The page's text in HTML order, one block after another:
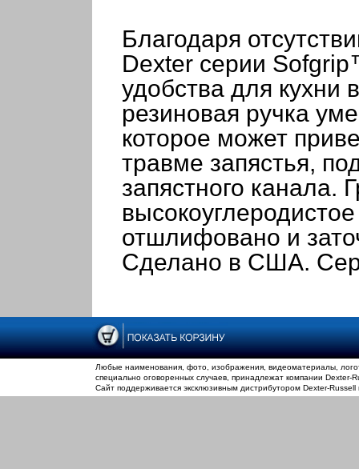
Благодаря
Dexter серии
удобства для кухни
резиновая ручка
которое может
травме запястья,
запястного канала.
отшлифовано и
Сделано в США.
Любые наименования, фото, изображения, видеоматериалы,
специально оговоренных случаев, принадлежат компании Dexter-
Сайт поддерживается эксклюзивным дистрибутором Dexter-Russell